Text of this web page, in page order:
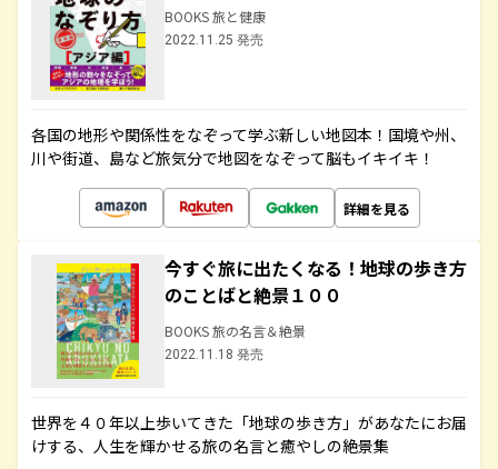
BOOKS 旅と健康
2022.11.25 発売
各国の地形や関係性をなぞって学ぶ新しい地図本！国境や州、
川や街道、島など旅気分で地図をなぞって脳もイキイキ！
詳細を見る
今すぐ旅に出たくなる！地球の歩き方
のことばと絶景１００
BOOKS 旅の名言＆絶景
2022.11.18 発売
世界を４０年以上歩いてきた「地球の歩き方」があなたにお届
けする、人生を輝かせる旅の名言と癒やしの絶景集